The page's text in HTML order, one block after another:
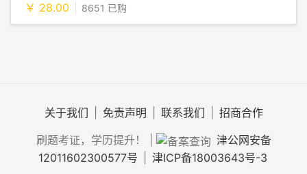
￥ 28.00 8651 已购
关于我们 免责声明 联系我们
招商合作
刷题考证，学历提升！
津公网安备
12011602300577号
津ICP备18003643号-3